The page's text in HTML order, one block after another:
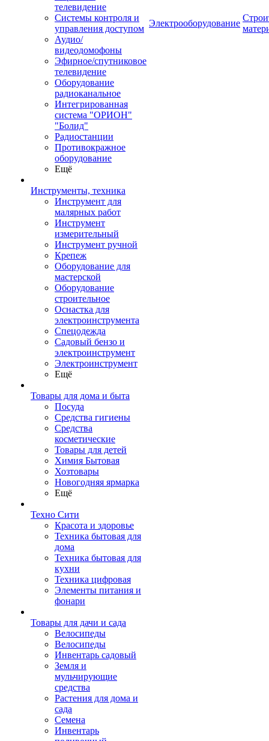
телевидение
Системы контроля и
управления доступом
Аудио/
видеодомофоны
Эфирное/спутниковое
телевидение
Оборудование
радиоканальное
Интегрированная
система "ОРИОН"
"Болид"
Радиостанции
Противокражное
оборудование
Ещё
Инструменты, техника
Инструмент для
малярных работ
Инструмент
измерительный
Инструмент ручной
Крепеж
Оборудование для
мастерской
Оборудование
строительное
Оснастка для
электроинструмента
Спецодежда
Садовый бензо и
электроинструмент
Электроинструмент
Ещё
Товары для дома и быта
Посуда
Средства гигиены
Средства
косметические
Товары для детей
Химия Бытовая
Хозтовары
Новогодняя ярмарка
Ещё
Техно Сити
Красота и здоровье
Техника бытовая для
дома
Техника бытовая для
кухни
Техника цифровая
Элементы питания и
фонари
Товары для дачи и сада
Велосипеды
Велосипеды
Инвентарь садовый
Земля и
мульчирующие
средства
Растения для дома и
сада
Семена
Инвентарь
Электрооборудование